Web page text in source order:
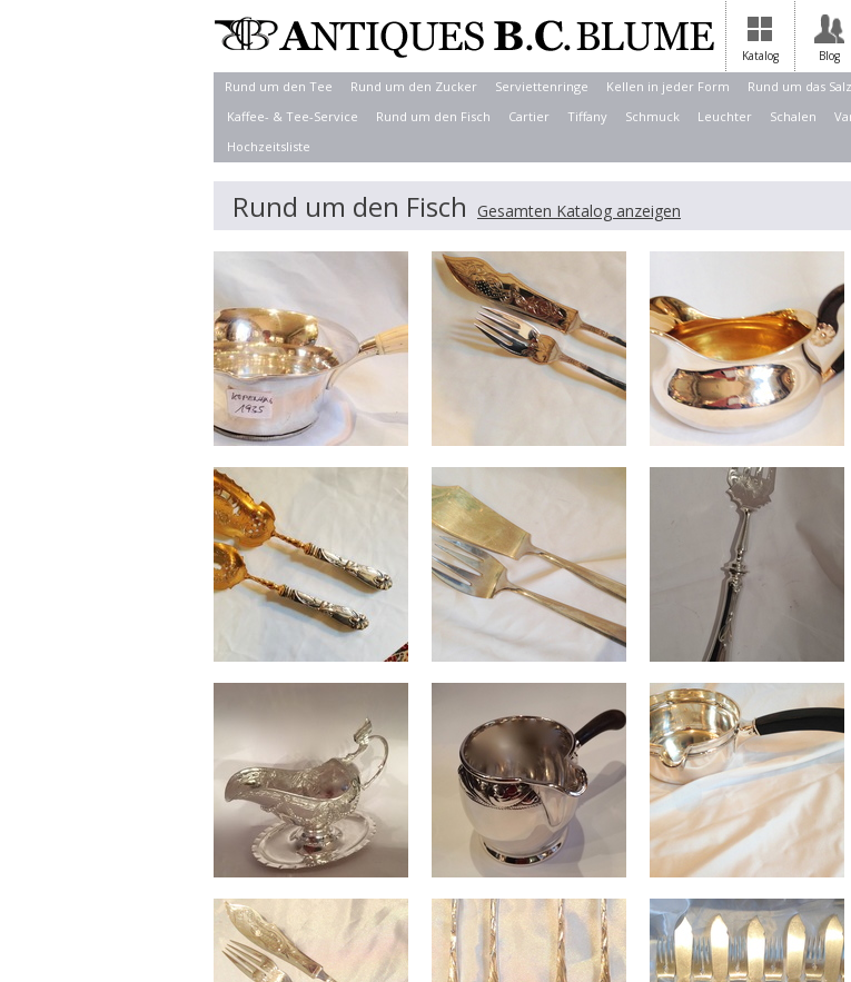
Katalog Blog
Rund um den Tee Rund um den Zucker Serviettenringe Kellen in jeder Form Rund um das Salz
Kaffee- & Tee-Service
Rund um den Fisch Cartier Tiffany Schmuck Leuchter Schalen
Hochzeitsliste
Rund um den Fisch Gesamten Katalog anzeigen